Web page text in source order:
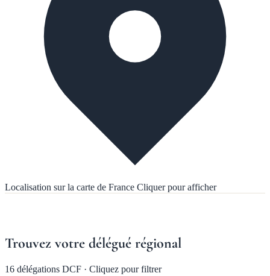
Localisation sur la carte de France Cliquer pour afficher
Trouvez votre délégué régional
16 délégations DCF · Cliquez pour filtrer